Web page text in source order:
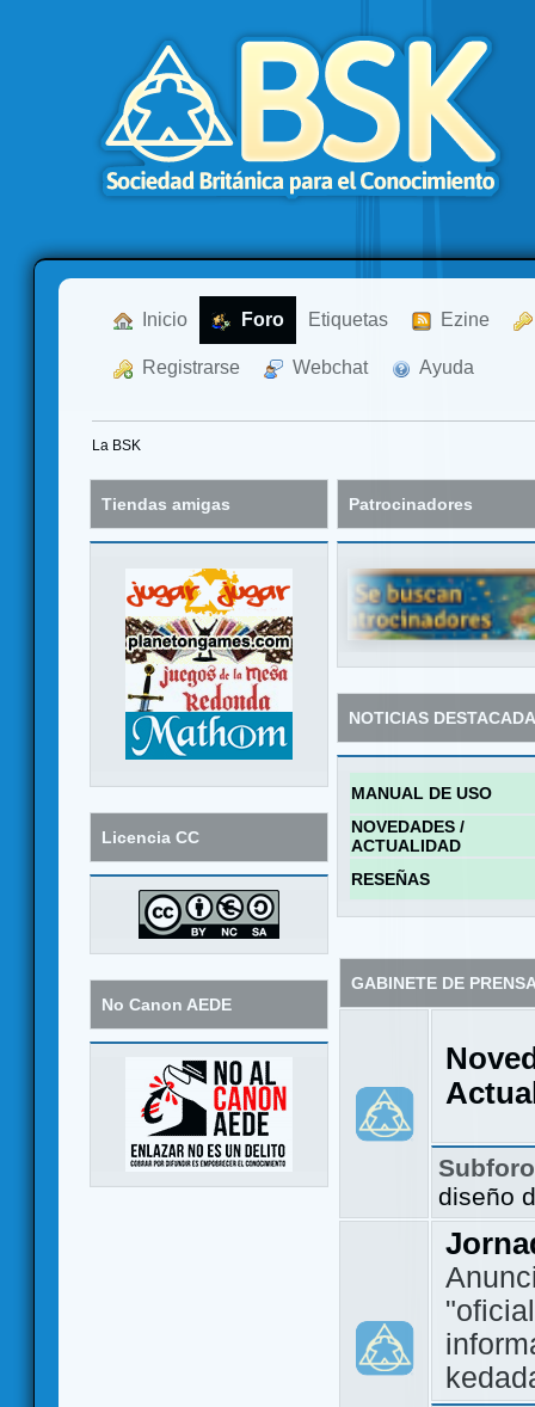
Inicio Foro Etiquetas Ezine
Registrarse Webchat Ayuda
La BSK
Tiendas amigas
Licencia CC
No Canon AEDE
Patrocinadores
NOTICIAS
MANUAL DE USO
NOVEDADES /
ACTUALIDAD
RESEÑAS
GABINETE DE
diseño